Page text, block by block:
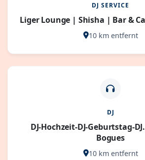
DJ SERVICE
Liger Lounge | Shisha | Bar &
10 km entfernt
DJ
DJ-Hochzeit-DJ-Geburtstag-
Bogues
10 km entfernt